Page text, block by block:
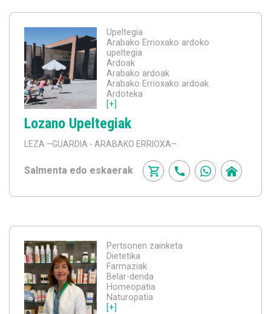
Upeltegia
Arabako Errioxako ardoko
upeltegia
Ardoak
Arabako ardoak
Arabako Errioxako ardoak
Ardoteka
[+]
Lozano Upeltegiak
LEZA –GUARDIA - ARABAKO ERRIOXA–
Salmenta edo eskaerak
Pertsonen zainketa
Dietetika
Farmaziak
Belar-denda
Homeopatia
Naturopatia
[+]